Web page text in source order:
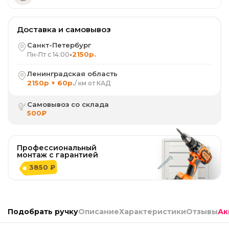
Доставка и самовывоз
Санкт-Петербург
Пн-Пт с 14:00•2150р.
Ленинградская область
2150р + 60р./ км от КАД
Самовывоз со склада
500₽
Профессиональный
монтаж с гарантией
3850 ₽
Подобрать ручкуОписаниеХарактеристикиОтзывы